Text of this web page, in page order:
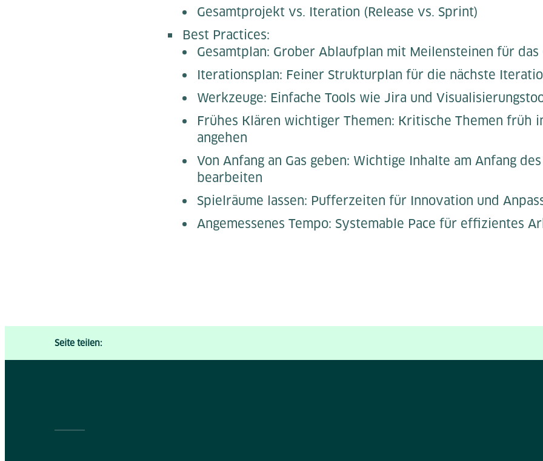
Gesamtprojekt vs. Iteration (Release vs. Sprint)
Best Practices:
Gesamtplan: Grober Ablaufplan mit Meilensteinen für
Iterationsplan: Feiner Strukturplan für die nächste
Werkzeuge: Einfache Tools wie Jira und
Frühes Klären wichtiger Themen: Kritische Themen früh
angehen
Von Anfang an Gas geben: Wichtige Inhalte am Anfang
bearbeiten
Spielräume lassen: Pufferzeiten für Innovation und
Angemessenes Tempo: Systemable Pace für effizientes
Seite teilen: